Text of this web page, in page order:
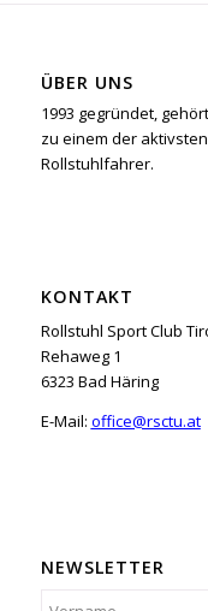
ÜBER UNS
1993 gegründet,
zu einem der
Rollstuhlfahrer.
KONTAKT
Rollstuhl Sport Club
Rehaweg 1
6323 Bad Häring
E-Mail: office@rsctu.at
NEWSLETTER